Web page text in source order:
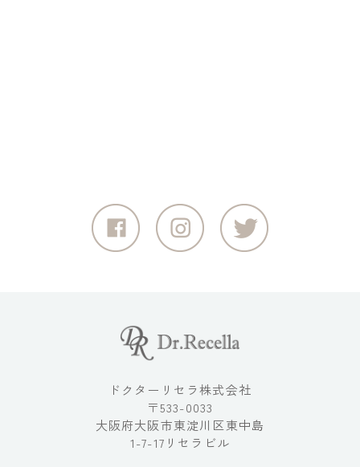
ドクターリセラ株式会社
〒533-0033
大阪府大阪市東淀川区東中島
1-7-17リセラビル